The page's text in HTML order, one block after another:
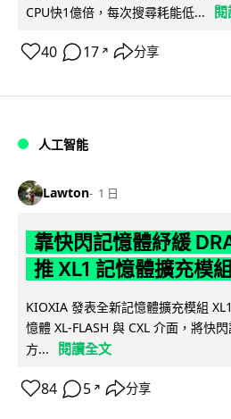
CPU快1億倍，每次搜尋耗能低...
40 17 ↗ 分享
人工智能
Lawton 1 日
靠快閃記憶體紓緩
推 XL1 記憶體擴充模組
KIOXIA 發表全新記憶體擴充模組
憶體 XL-FLASH 與 CXL 介面，將快
方...
閱讀全文
84 5 ↗ 分享